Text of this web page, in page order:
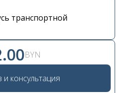
транспортной
BYN
и консультация